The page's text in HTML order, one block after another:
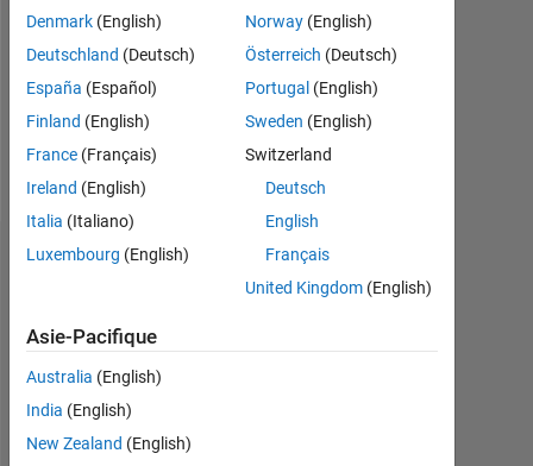
Following:
Follow
Message
Tableau de bord
-4
-2
12
14
16
18
20
Denmark (English)
Deutschland (Deutsch)
España (Español)
Finland (English)
France (Français)
Ireland (English)
Italia (Italiano)
Luxembourg (English)
Norway(English)
Österreich (Deutsch)
Portugal (English)
Sweden (English)
Switzerland
Deutsch
English
Français
United Kingdom(English)
Asie-Pacifique
Australia (English)
India (English)
New Zealand (English)